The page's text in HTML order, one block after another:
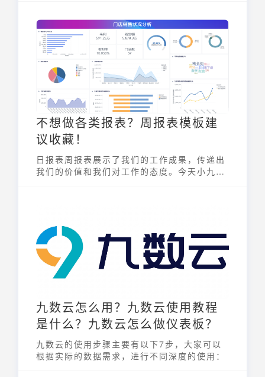
不想做各类报表？周报表模板建
议收藏！
日报表周报表展示了我们的工作成果，传递出
我们的价值和我们对工作的态度。今天小九就
九数云怎么用？九数云使用教程
是什么？九数云怎么做仪表板？
九数云的使用步骤主要有以下7步，大家可以
根据实际的数据需求，进行不同深度的使用：